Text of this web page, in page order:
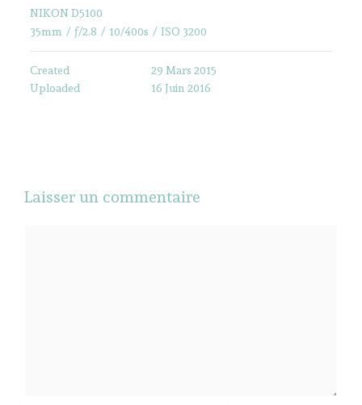
NIKON D5100
35mm / ƒ/2.8 / 10/400s / ISO 3200
Created
29 Mars 2015
Uploaded
16 Juin 2016
Laisser un commentaire